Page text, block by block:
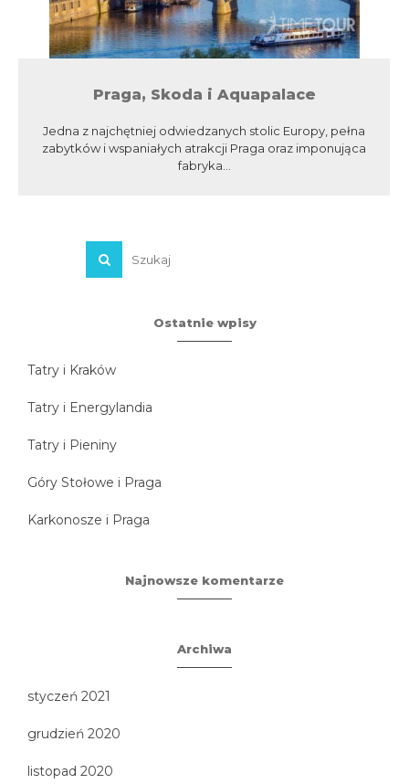
Praga, Skoda i Aquapalace
Jedna z najchętniej odwiedzanych stolic Europy, pełna
zabytków i wspaniałych atrakcji Praga oraz imponująca
fabryka...
Ostatnie wpisy
Tatry i Kraków
Tatry i Energylandia
Tatry i Pieniny
Góry Stołowe i Praga
Karkonosze i Praga
Najnowsze komentarze
Archiwa
styczeń 2021
grudzień 2020
listopad 2020